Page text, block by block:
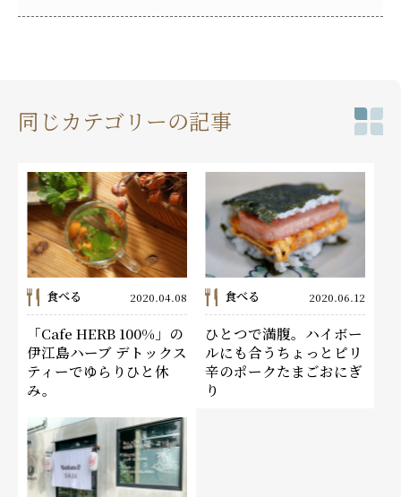
同じカテゴリーの記事
食べる 2020.04.08
「Cafe HERB 100%」の
伊江島ハーブ デトックス
ティーでゆらりひと休
み。
食べる 2020.06.12
ひとつで満腹。ハイボー
ルにも合うちょっとピリ
辛のポークたまごおにぎ
り